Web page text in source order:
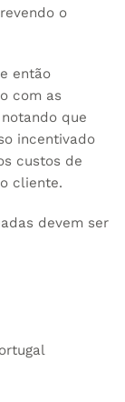
o
então
com as
que
incentivado
custos de
cliente.
devem ser